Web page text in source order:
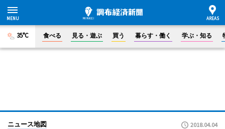
35°C 食べる 見る・遊ぶ 買う 暮らす・働く 学ぶ・知る
ニュース地図 2018.04.04